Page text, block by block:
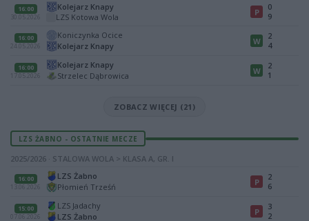
16:00
30.05.2026
Kolejarz Knapy
LZS Kotowa Wola
P
0
9
16:00
24.05.2026
Koniczynka Ocice
Kolejarz Knapy
W
2
4
16:00
17.05.2026
Kolejarz Knapy
Strzelec Dąbrowica
W
2
1
ZOBACZ WIĘCEJ (21)
LZS ŻABNO - OSTATNIE MECZE
2025/2026 · STALOWA WOLA > KLASA A, GR. I
16:00
13.06.2026
LZS Żabno
Płomień Trześń
P
2
6
15:00
07.06.2026
LZS Jadachy
LZS Żabno
P
3
2